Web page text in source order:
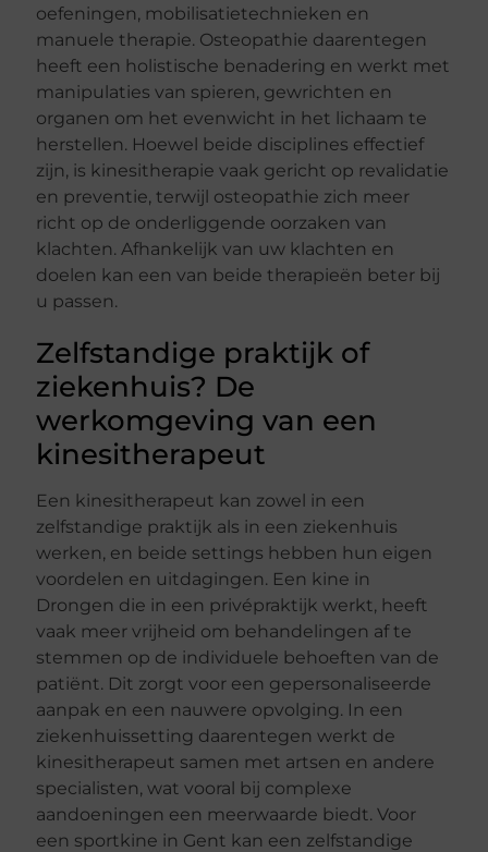
oefeningen, mobilisatietechnieken en
manuele therapie. Osteopathie daarentegen
heeft een holistische benadering en werkt met
manipulaties van spieren, gewrichten en
organen om het evenwicht in het lichaam te
herstellen. Hoewel beide disciplines effectief
zijn, is kinesitherapie vaak gericht op revalidatie
en preventie, terwijl osteopathie zich meer
richt op de onderliggende oorzaken van
klachten. Afhankelijk van uw klachten en
doelen kan een van beide therapieën beter bij
u passen.
Zelfstandige praktijk of
ziekenhuis? De
werkomgeving van een
kinesitherapeut
Een kinesitherapeut kan zowel in een
zelfstandige praktijk als in een ziekenhuis
werken, en beide settings hebben hun eigen
voordelen en uitdagingen. Een kine in
Drongen die in een privépraktijk werkt, heeft
vaak meer vrijheid om behandelingen af te
stemmen op de individuele behoeften van de
patiënt. Dit zorgt voor een gepersonaliseerde
aanpak en een nauwere opvolging. In een
ziekenhuissetting daarentegen werkt de
kinesitherapeut samen met artsen en andere
specialisten, wat vooral bij complexe
aandoeningen een meerwaarde biedt. Voor
een sportkine in Gent kan een zelfstandige